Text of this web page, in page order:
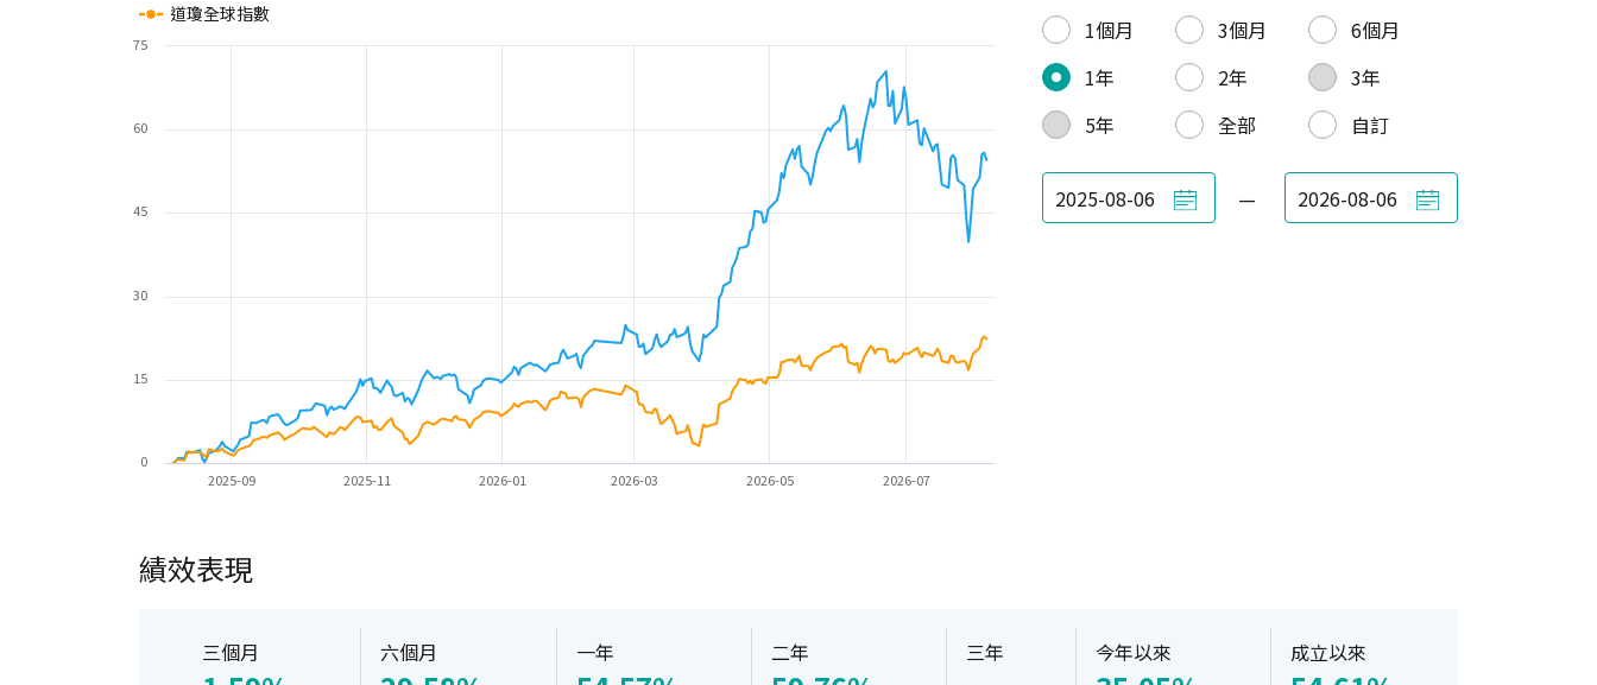
道瓊全球指數
2025-09 2025-11 2026-01 2026-03 2026-05 2026-07
0
15
30
45
60
75 1個月 3個月
6個月
1年
2年
3年
5年
全部 自訂
—
績效表現
三個月 六個月 一年 二年 三年 今年以來 成立以來